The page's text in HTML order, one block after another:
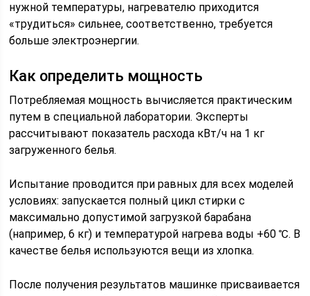
нужной температуры, нагревателю приходится
«трудиться» сильнее, соответственно, требуется
больше электроэнергии.
Как определить мощность
Потребляемая мощность вычисляется практическим
путем в специальной лаборатории. Эксперты
рассчитывают показатель расхода кВт/ч на 1 кг
загруженного белья.
Испытание проводится при равных для всех моделей
условиях: запускается полный цикл стирки с
максимально допустимой загрузкой барабана
(например, 6 кг) и температурой нагрева воды +60 ℃. В
качестве белья используются вещи из хлопка.
После получения результатов машинке присваивается